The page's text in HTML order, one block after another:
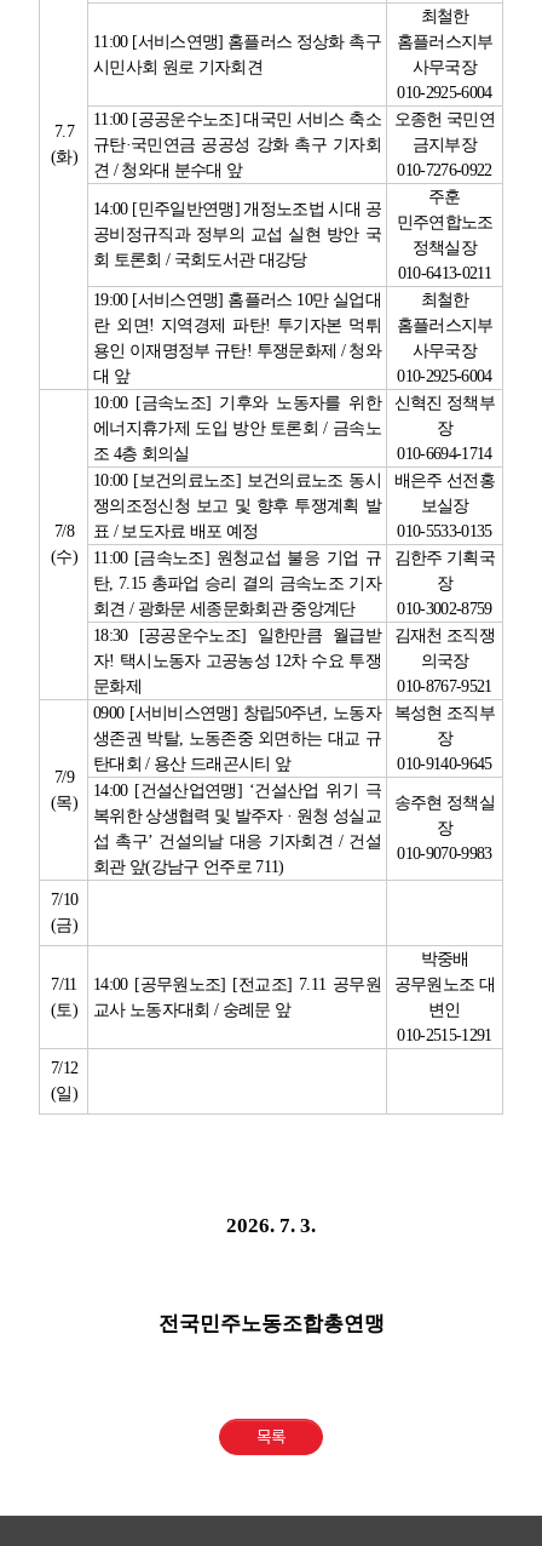
7.7
(화)
11:00 [서비스연맹] 홈플러스 정상화 촉구
시민사회 원로 기자회견
최철한
홈플러스지부
사무국장
010-2925-6004
11:00 [공공운수노조]대국민 서비스 축소
규탄·국민연금 공공성 강화 촉구 기자회
견 / 청와대 분수대 앞
오종헌 국민연
금지부장
010-7276-0922
14:00 [민주일반연맹]개정노조법 시대 공
공비정규직과 정부의 교섭 실현 방안 국
회 토론회 / 국회도서관 대강당
주훈
민주연합노조
정책실장
010-6413-0211
19:00 [서비스연맹] 홈플러스 10만 실업대
란 외면! 지역경제 파탄! 투기자본 먹튀
용인 이재명정부 규탄! 투쟁문화제 / 청와
대 앞
최철한
홈플러스지부
사무국장
010-2925-6004
7/8
(수)
10:00 [금속노조] 기후와 노동자를 위한
에너지휴가제 도입 방안 토론회/ 금속노
조 4층 회의실
신혁진 정책부
장
010-6694-1714
10:00 [보건의료노조] 보건의료노조 동시
쟁의조정신청 보고 및 향후 투쟁계획 발
표 / 보도자료 배포 예정
배은주 선전홍
보실장
010-5533-0135
11:00 [금속노조] 원청교섭 불응 기업 규
탄, 7.15 총파업 승리 결의 금속노조 기자
회견 / 광화문 세종문화회관 중앙계단
김한주 기획국
장
010-3002-8759
18:30 [공공운수노조] 일한만큼 월급받
자! 택시노동자 고공농성 12차 수요 투쟁
문화제
김재천 조직쟁
의국장
010-8767-9521
7/9
(목)
0900 [서비비스연맹] 창립50주년 , 노동자
생존권 박탈, 노동존중 외면하는 대교 규
탄대회/ 용산 드래곤시티 앞
복성현 조직부
장
010-9140-9645
14:00 [건설산업연맹] ‘건설산업 위기 극
복위한 상생협력 및 발주자 · 원청 성실교
섭 촉구’ 건설의날 대응 기자회견 / 건설
회관 앞(강남구 언주로 711)
송주현 정책실
장
010-9070-9983
7/10
(금)
7/11
(토)
14:00 [공무원노조] [전교조] 7.11 공무원
교사 노동자대회 / 숭례문 앞
박중배
공무원노조 대
변인
010-2515-1291
7/12
(일)
2026. 7. 3.
전국민주노동조합총연맹
목록